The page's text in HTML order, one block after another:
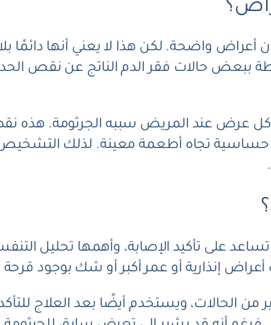
واضحة. لكن هذا لا يعني أنها دائمًا
أن كل عرض عند المريض سببه الجرثومة.
تجاه أطعمة معينة. لذلك التشخيص
على تأكيد الإصابة، وأهمها تحليل
إنذارية أو عمر أكبر أو شك بوجود
الحالات، ويستخدم أيضًا بعد العلاج للتأكد